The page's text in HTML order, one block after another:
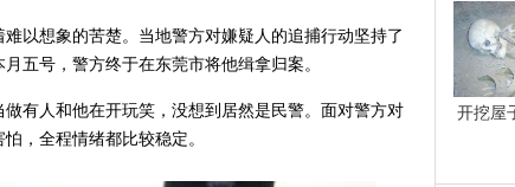
以想象的苦楚。当地警方对嫌疑人的追捕行动坚持了
五号，警方终于在东莞市将他缉拿归案。
有人和他在开玩笑，没想到居然是民警。面对警方对
，全程情绪都比较稳定。
开挖屋